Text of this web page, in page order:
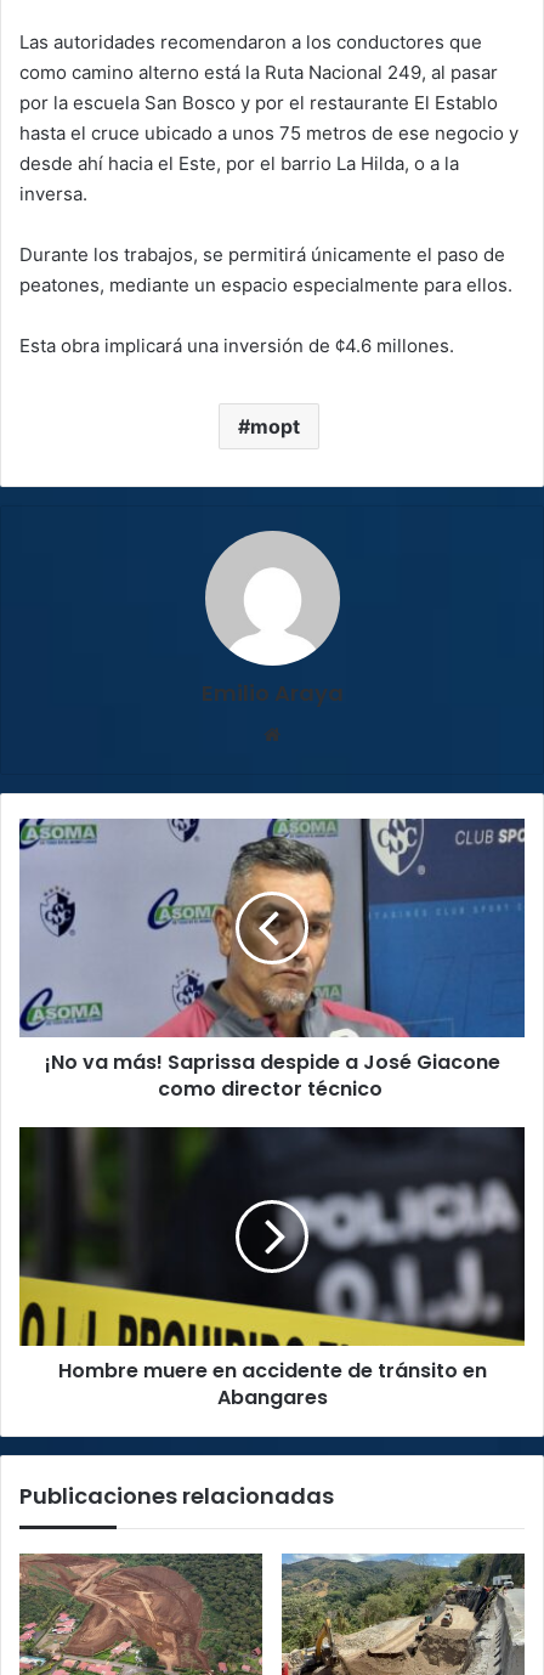
Las autoridades recomendaron a los conductores que
como camino alterno está la Ruta Nacional 249, al pasar
por la escuela San Bosco y por el restaurante El Establo
hasta el cruce ubicado a unos 75 metros de ese negocio y
desde ahí hacia el Este, por el barrio La Hilda, o a la
inversa.
Durante los trabajos, se permitirá únicamente el paso de
peatones, mediante un espacio especialmente para ellos.
Esta obra implicará una inversión de ¢4.6 millones.
mopt
Emilio Araya
¡No
va
Saprissa
despide
Giacone
como
director
¡No va más! Saprissa despide a José Giacone
como director técnico
tránsito
Abangares
Hombre muere en accidente de tránsito en
Abangares
Publicaciones relacionadas